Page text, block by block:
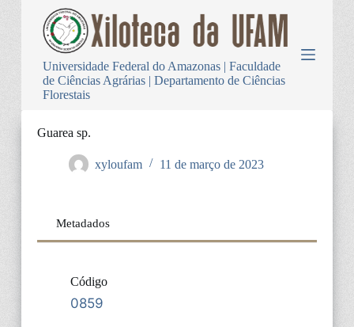
Universidade Federal do Amazonas | Faculdade
de Ciências Agrárias | Departamento de Ciências
Florestais
Guarea sp.
xyloufam 11 de março de 2023
Metadados
Código
0859